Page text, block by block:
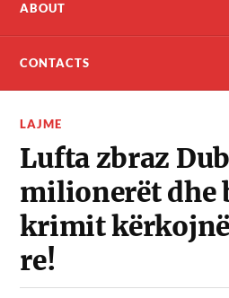
ABOUT
CONTACTS
LAJME
Lufta zbraz
milionerët dhe
krimit kërkojnë
re!